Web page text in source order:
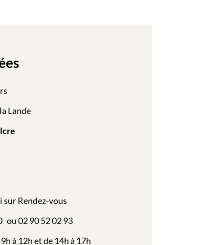
Lande
sur Rendez-vous
ou 02 90 52 02 93
à 12h et de 14h à 17h